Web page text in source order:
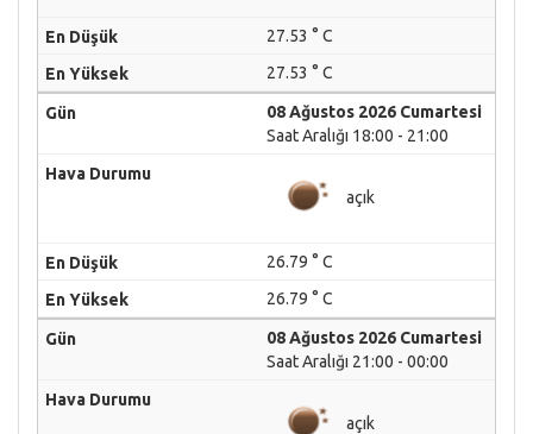
27.53 ° C
27.53 ° C
08 Ağustos 2026 Cumartesi
Saat Aralığı 18:00 - 21:00
açık
26.79 ° C
26.79 ° C
08 Ağustos 2026 Cumartesi
Saat Aralığı 21:00 - 00:00
açık